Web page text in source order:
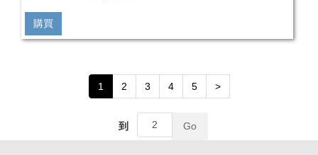
購買
1 2 3 4 5 >
到 Go